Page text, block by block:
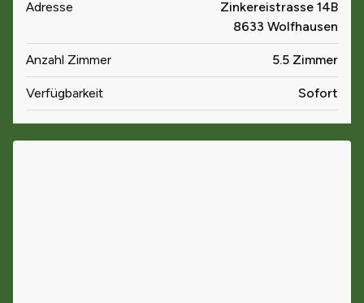
Adresse
Zinkereistrasse 14B
8633 Wolfhausen
Anzahl Zimmer 5.5 Zimmer
Verfügbarkeit Sofort